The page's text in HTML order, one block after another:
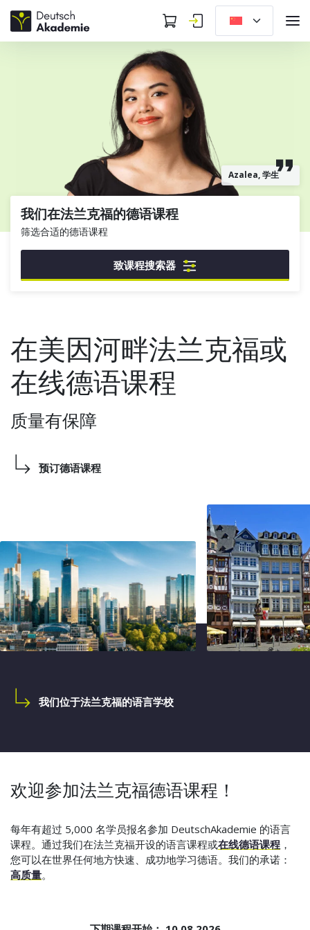
在美因河畔法兰克福或
在线德语课程
质量有保障
预订德语课程
Azalea, 学生
我们在法兰克福的德语课程
筛选合适的德语课程
致课程搜索器
我们位于法兰克福的语言学校
欢迎参加法兰克福德语课程！
每年有超过 5,000 名学员报名参加 DeutschAkademie 的语言
课程。通过我们在法兰克福开设的语言课程或在线德语课程 ，
您可以在世界任何地方快速、成功地学习德语。我们的承诺：
高质量。